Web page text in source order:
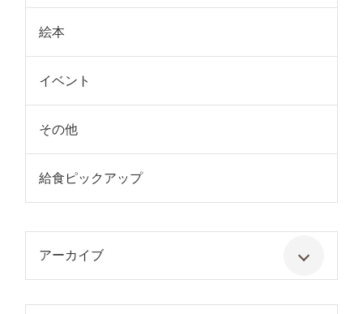
絵本
イベント
その他
給食ピックアップ
アーカイブ